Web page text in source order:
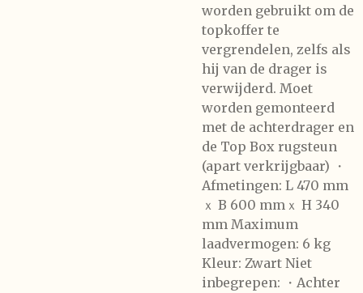
worden gebruikt om de
topkoffer te
vergrendelen, zelfs als
hij van de drager is
verwijderd. Moet
worden gemonteerd
met de achterdrager en
de Top Box rugsteun
(apart verkrijgbaar) ・
Afmetingen: L 470 mm
ｘ B 600 mmｘ H 340
mm Maximum
laadvermogen: 6 kg
Kleur: Zwart Niet
inbegrepen: ・Achter